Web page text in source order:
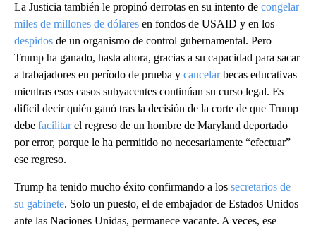
La Justicia también le propinó derrotas en su intento de congelar
miles de millones de dólares en fondos de USAID y en los
despidos de un organismo de control gubernamental. Pero
Trump ha ganado, hasta ahora, gracias a su capacidad para sacar
a trabajadores en período de prueba y cancelarbecas educativas
mientras esos casos subyacentes continúan su curso legal. Es
difícil decir quién ganó tras la decisión de la corte de que Trump
debe facilitarel regreso de un hombre de Maryland deportado
por error, porque le ha permitido no necesariamente “efectuar”
ese regreso.
Trump ha tenido mucho éxito confirmando a los secretarios de
su gabinete. Solo un puesto, el de embajador de Estados Unidos
ante las Naciones Unidas, permanece vacante. A veces, ese